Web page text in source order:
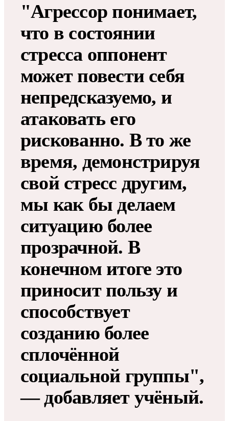
"Агрессор понимает,
что в состоянии
стресса оппонент
может повести себя
непредсказуемо, и
атаковать его
рискованно. В то же
время, демонстрируя
свой стресс другим,
мы как бы делаем
ситуацию более
прозрачной. В
конечном итоге это
приносит пользу и
способствует
созданию более
сплочённой
социальной группы",
— добавляет учёный.